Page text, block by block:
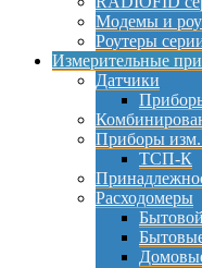
Модемы и
Роутеры
Измерительные
Датчики
Приборы изм.
ТСП-К
Расходомеры